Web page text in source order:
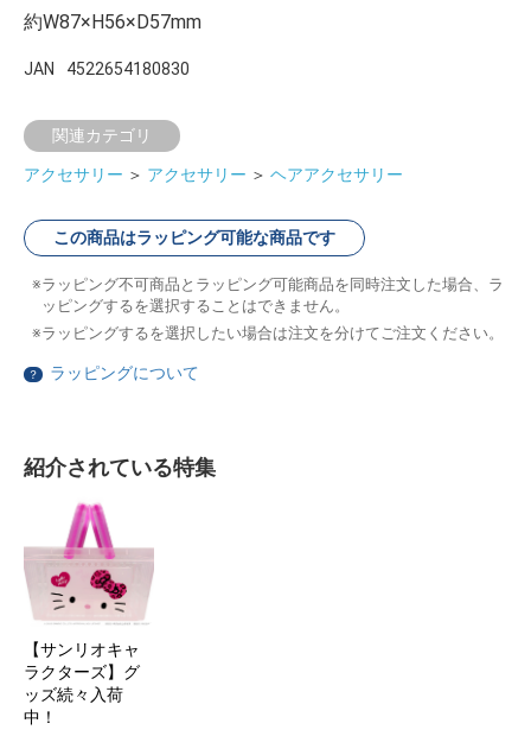
約W87×H56×D57mm
JAN 4522654180830
関連カテゴリ
アクセサリー ＞ アクセサリー ＞ ヘアアクセサリー
この商品はラッピング可能な商品です
ラッピング不可商品とラッピング可能商品を同時注文した場合、ラ
ッピングするを選択することはできません。
ラッピングするを選択したい場合は注文を分けてご注文ください。
？ ラッピングについて
紹介されている特集
【サンリオキャ
ラクターズ】グ
ッズ続々入荷
中！